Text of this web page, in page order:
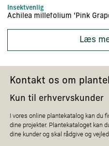
Insektvenlig
Achilea millefolium ‘Pink
Læs
Kontakt os om
Kun til erhvervskunder
I vores online plantekatalog kan du
dine projekter. Plantekataloget kan
dine kunder og skal rådgive og